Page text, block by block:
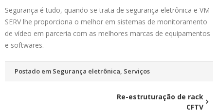
Segurança é tudo, quando se trata de segurança eletrônica e VM
SERV lhe proporciona o melhor em sistemas de monitoramento
de vídeo em parceria com as melhores marcas de equipamentos
e softwares.
Postado em Segurança eletrônica, Serviços
Re-estruturação de rack
CFTV